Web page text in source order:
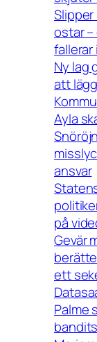
ostar
fallerar
Ny lag
att
Ayla
ansvar
på
Gevär
ett
Palme